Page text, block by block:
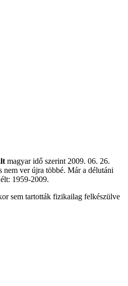
magyar idő szerint 2009. 06. 26.
nem ver újra többé. Már a délutáni
1959-2009.
sem tartották fizikailag felkészülve